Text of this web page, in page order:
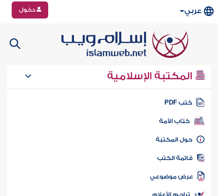
عربي دخول
المكتبة الإسلامية
كتب PDF
كتاب الأمة
المكتبة
الكتب